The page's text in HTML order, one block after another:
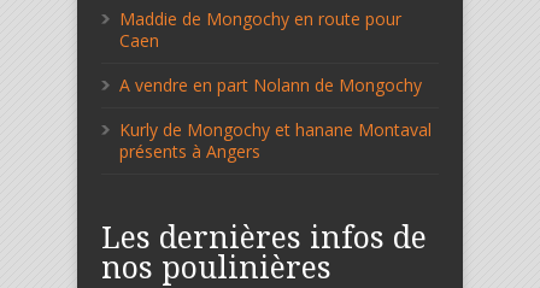
Maddie de Mongochy en route pour
Caen
A vendre en part Nolann de Mongochy
Kurly de Mongochy et hanane Montaval
présents à Angers
Les dernières infos de
nos poulinières